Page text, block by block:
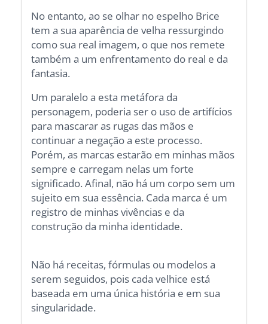
No entanto, ao se olhar no espelho Brice
tem a sua aparência de velha ressurgindo
como sua real imagem, o que nos remete
também a um enfrentamento do real e da
fantasia.
Um paralelo a esta metáfora da
personagem, poderia ser o uso de artifícios
para mascarar as rugas das mãos e
continuar a negação a este processo.
Porém, as marcas estarão em minhas mãos
sempre e carregam nelas um forte
significado. Afinal, não há um corpo sem um
sujeito em sua essência. Cada marca é um
registro de minhas vivências e da
construção da minha identidade.
Não há receitas, fórmulas ou modelos a
serem seguidos, pois cada velhice está
baseada em uma única história e em sua
singularidade.